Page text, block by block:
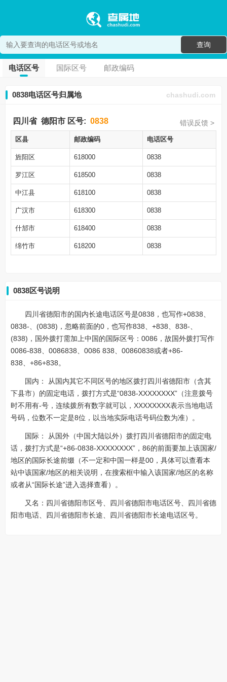
查询
电话区号 国际区号 邮政编码
0838电话区号归属地 chashudi.com
四川省 德阳市 区号: 0838 错误反馈 >
区县 邮政编码 电话区号
旌阳区 618000 0838
罗江区 618500 0838
中江县 618100 0838
广汉市 618300 0838
什邡市 618400 0838
绵竹市 618200 0838
0838区号说明
四川省德阳市的国内长途电话区号是0838，也写作+0838、
0838-、(0838)，忽略前面的0，也写作838、+838、838-、
(838)，国外拨打需加上中国的国际区号：0086，故国外拨打写作
0086-838、0086838、0086 838、00860838或者+86-
838、+86+838。
国内： 从国内其它不同区号的地区拨打四川省德阳市（含其
下县市）的固定电话，拨打方式是“0838-XXXXXXXX”（注意拨号
时不用有-号，连续拨所有数字就可以，XXXXXXXX表示当地电话
号码，位数不一定是8位，以当地实际电话号码位数为准）。
国际： 从国外（中国大陆以外）拨打四川省德阳市的固定电
话，拨打方式是“+86-0838-XXXXXXXX”，86的前面要加上该国家/
地区的国际长途前缀（不一定和中国一样是00，具体可以查看本
站中该国家/地区的相关说明，在搜索框中输入该国家/地区的名称
或者从“国际长途”进入选择查看）。
又名：四川省德阳市区号、四川省德阳市电话区号、四川省德
阳市电话、四川省德阳市长途、四川省德阳市长途电话区号。